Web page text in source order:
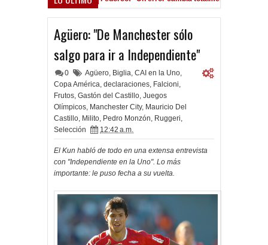
Agüero: "De Manchester sólo
salgo para ir a Independiente"
0 Agüero, Biglia, CAI en la Uno,
Copa América, declaraciones, Falcioni,
Frutos, Gastón del Castillo, Juegos
Olímpicos, Manchester City, Mauricio Del
Castillo, Milito, Pedro Monzón, Ruggeri,
Selección
12:42 a.m.
El Kun habló de todo en una extensa entrevista
con "Independiente en la Uno". Lo más
importante: le puso fecha a su vuelta.